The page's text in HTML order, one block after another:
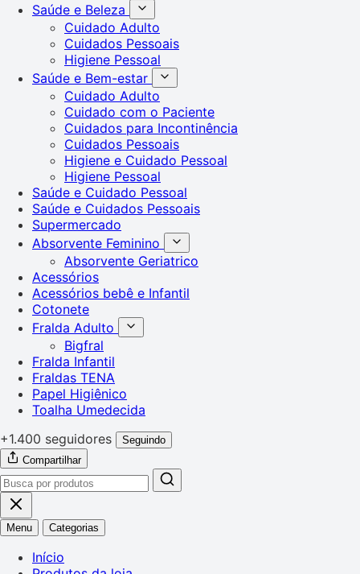
Saúde e Beleza
Cuidado Adulto
Cuidados Pessoais
Higiene Pessoal
Saúde e Bem-estar
Cuidado Adulto
Cuidado com o Paciente
Cuidados para Incontinência
Cuidados Pessoais
Higiene e Cuidado Pessoal
Higiene Pessoal
Saúde e Cuidado Pessoal
Saúde e Cuidados Pessoais
Supermercado
Absorvente Feminino
Absorvente Geriatrico
Acessórios
Acessórios bebê e Infantil
Cotonete
Fralda Adulto
Bigfral
Fralda Infantil
Fraldas TENA
Papel Higiênico
Toalha Umedecida
+1.400 seguidores
Seguindo
Compartilhar
Menu Categorias
Início